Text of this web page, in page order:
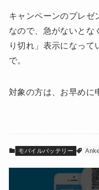
キャンペーンのプレゼ
なので、急がないとな
り切れ」表示になって
で。
対象の方は、お早めに
モバイルバッテリー